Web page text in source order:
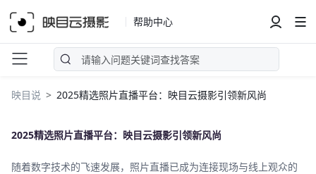
帮助中心
映目说 2025精选照片直播平台：映目云摄影引领新风尚
2025精选照片直播平台：映目云摄影引领新风尚
随着数字技术的飞速发展，照片直播已成为连接现场与线上观众的